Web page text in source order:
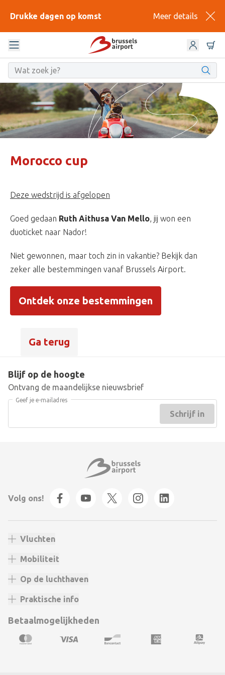
Drukke dagen op komst Meer details
Morocco cup
Deze wedstrijd is afgelopen
Goed gedaan Ruth Aithusa Van Mello, jij won een
duoticket naar Nador!
Niet gewonnen, maar toch zin in vakantie? Bekijk dan
zeker alle bestemmingen vanaf Brussels Airport.
Ontdek onze bestemmingen
Ga terug